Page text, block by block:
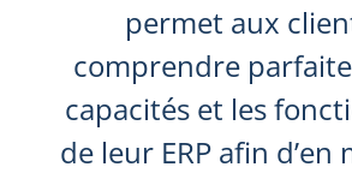
permet aux
comprendre
capacités et les
de leur ERP afin d’en